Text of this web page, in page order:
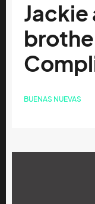
Jackie
BUENAS NUEVAS